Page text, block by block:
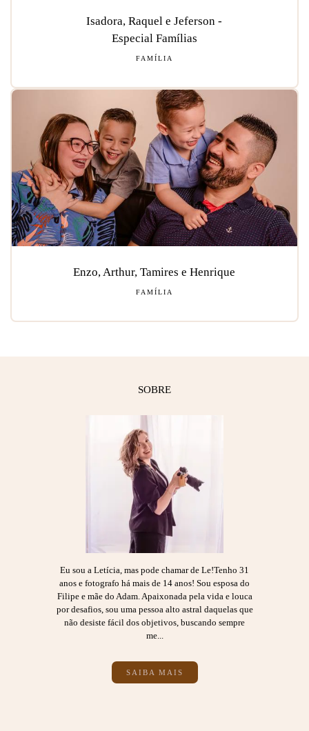
Isadora, Raquel e Jeferson -
Especial Famílias
FAMÍLIA
Enzo, Arthur, Tamires e Henrique
FAMÍLIA
SOBRE
Eu sou a Letícia, mas pode chamar de Le!Tenho 31
anos e fotografo há mais de 14 anos! Sou esposa do
Filipe e mãe do Adam. Apaixonada pela vida e louca
por desafios, sou uma pessoa alto astral daquelas que
não desiste fácil dos objetivos, buscando sempre
me...
SAIBA MAIS